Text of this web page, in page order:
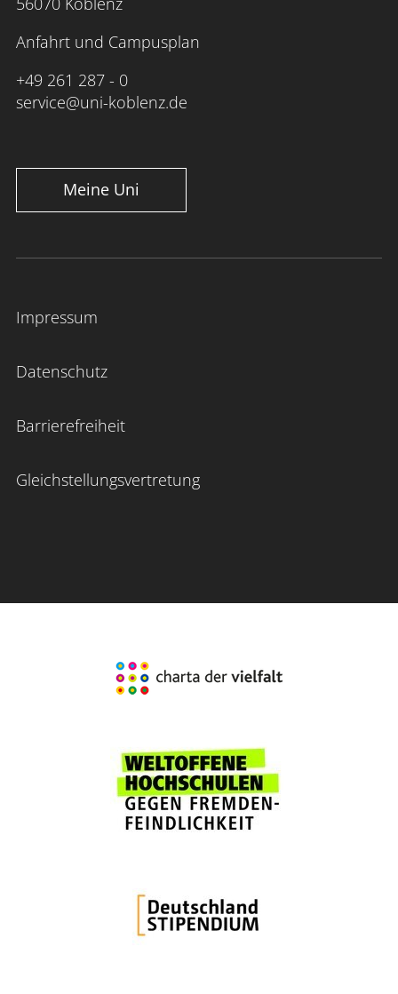
Anfahrt und Campusplan
+49 261 287 - 0
service@uni-koblenz.de
Meine Uni
Impressum
Datenschutz
Barrierefreiheit
Gleichstellungsvertretung